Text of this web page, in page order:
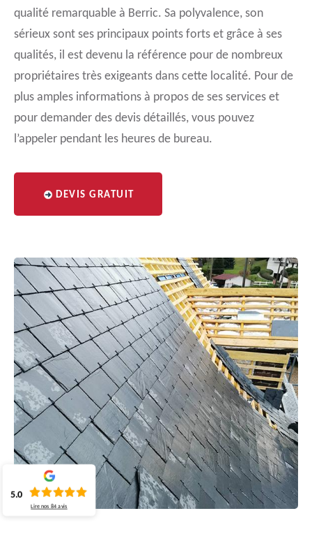
qualité remarquable à Berric. Sa polyvalence, son
sérieux sont ses principaux points forts et grâce à ses
qualités, il est devenu la référence pour de nombreux
propriétaires très exigeants dans cette localité. Pour de
plus amples informations à propos de ses services et
pour demander des devis détaillés, vous pouvez
l’appeler pendant les heures de bureau.
DEVIS GRATUIT
5.0
Lire nos84 avis